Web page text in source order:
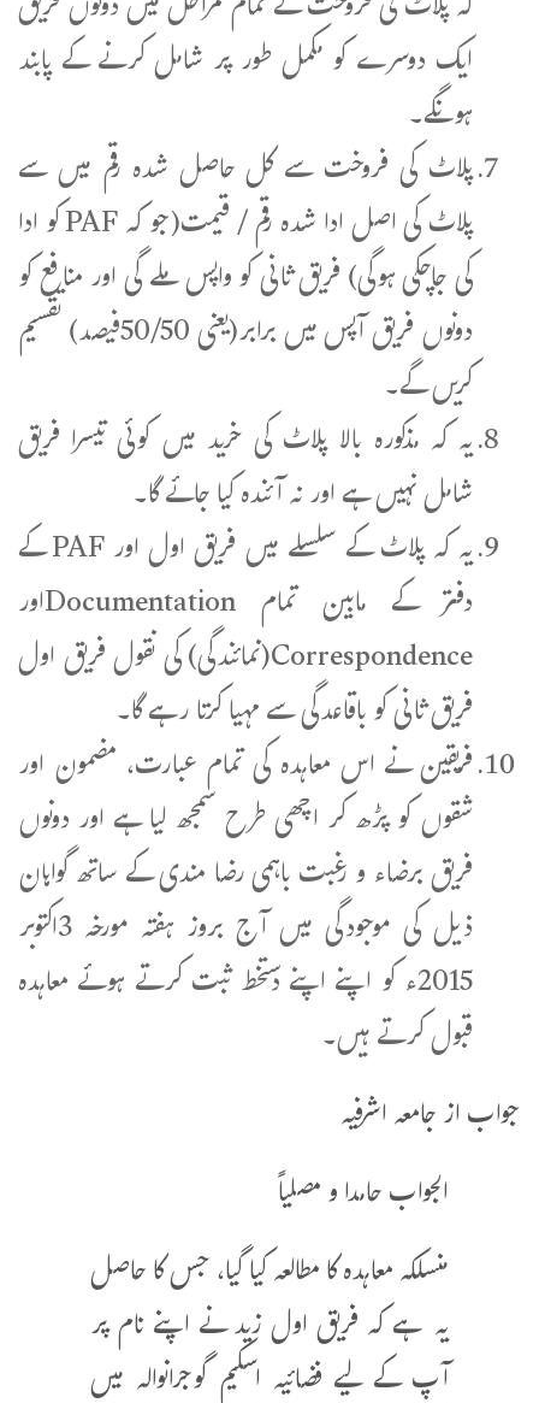
ایک دوسرے کو مکمل طور پر شامل کرنے کے پابند
ہونگے۔
پلاٹ کی فروخت سے کل حاصل شدہ رقم میں سے
پلاٹ کی اصل ادا شدہ رقم / قیمت(جو کہ PAF کو ادا
کی جاچکی ہوگی) فریق ثانی کو واپس ملے گی اور منافع کو
دونوں فریق آپس میں برابر(یعنی 50/50فیصد) تقسیم
کریں گے۔
یہ کہ مذکورہ بالا پلاٹ کی خرید میں کوئی تیسرا فریق
شامل نہیں ہے اور نہ آئندہ کیا جائے گا۔
یہ کہ پلاٹ کے سلسلے میں فریق اول اور PAF کے
دفتر کے مابین تمام Documentationاور
Correspondence(نمائندگی) کی نقول فریق اول
فریق ثانی کو باقاعدگی سے مہیا کرتا رہے گا۔
فریقین نے اس معاہدہ کی تمام عبارت، مضمون اور
شقوں کو پڑھ کر اچھی طرح سمجھ لیا ہے اور دونوں
فریق برضاء و رغبت باہمی رضا مندی کے ساتھ گواہان
ذیل کی موجودگی میں آج بروز ہفتہ مورخہ 3اکتوبر
2015ء کو اپنے اپنے دستخط ثبت کرتے ہوئے معاہدہ
قبول کرتے ہیں۔
جواب از جامعہ اشرفیہ
الجواب حامدا و مصلیاً
منسلکہ معاہدہ کا مطالعہ کیا گیا، جس کا حاصل
یہ ہے کہ فریق اول زید نے اپنے نام پر
آپ کے لیے فضائیہ اسکیم گوجرانوالہ میں